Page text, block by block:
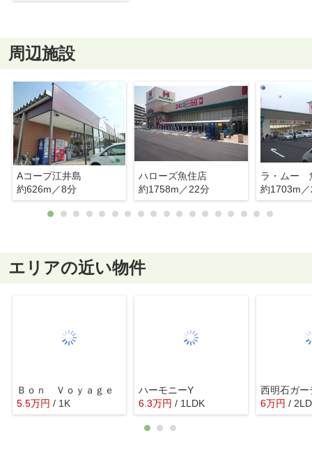
周辺施設
Aコープ江井島
約626m／8分
ハローズ魚住店
約1758m／22分
ラ・ムー
約1703m
エリアの近い物件
Ｂｏｎ Ｖｏｙａｇｅ
5.5万円 / 1K
ハーモニーY
6.3万円 / 1LDK
西明石ガー
6万円 /